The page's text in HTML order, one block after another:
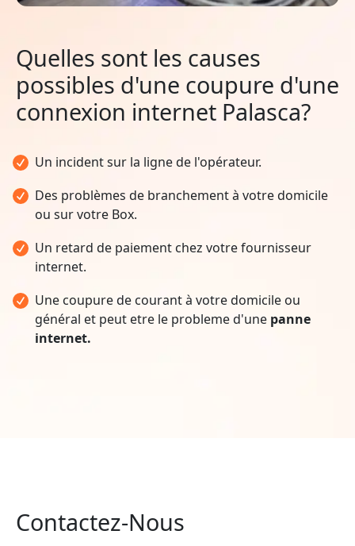
Quelles sont les causes
possibles d'une coupure d'une
connexion internet Palasca?
Un incident sur la ligne de l'opérateur.
Des problèmes de branchement à votre domicile
ou sur votre Box.
Un retard de paiement chez votre fournisseur
internet.
Une coupure de courant à votre domicile ou
général et peut etre le probleme d'une panne
internet.
Contactez-Nous